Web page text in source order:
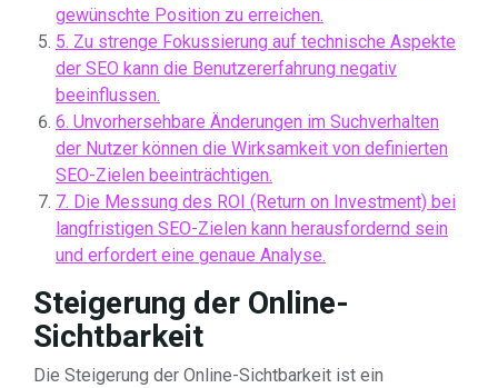
gewünschte Position zu erreichen.
5. Zu strenge Fokussierung auf technische Aspekte
der SEO kann die Benutzererfahrung negativ
beeinflussen.
6. Unvorhersehbare Änderungen im Suchverhalten
der Nutzer können die Wirksamkeit von definierten
SEO-Zielen beeinträchtigen.
7. Die Messung des ROI (Return on Investment) bei
langfristigen SEO-Zielen kann herausfordernd sein
und erfordert eine genaue Analyse.
Steigerung der Online-
Sichtbarkeit
Die Steigerung der Online-Sichtbarkeit ist ein